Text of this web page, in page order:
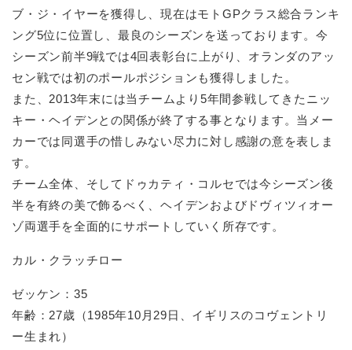
ブ・ジ・イヤーを獲得し、現在はモトGPクラス総合ランキ
ング5位に位置し、最良のシーズンを送っております。今
シーズン前半9戦では4回表彰台に上がり、オランダのアッ
セン戦では初のポールポジションも獲得しました。
また、2013年末には当チームより5年間参戦してきたニッ
キー・ヘイデンとの関係が終了する事となります。当メー
カーでは同選手の惜しみない尽力に対し感謝の意を表しま
す。
チーム全体、そしてドゥカティ・コルセでは今シーズン後
半を有終の美で飾るべく、ヘイデンおよびドヴィツィオー
ゾ両選手を全面的にサポートしていく所存です。
カル・クラッチロー
ゼッケン：35
年齢：27歳（1985年10月29日、イギリスのコヴェントリ
ー生まれ）